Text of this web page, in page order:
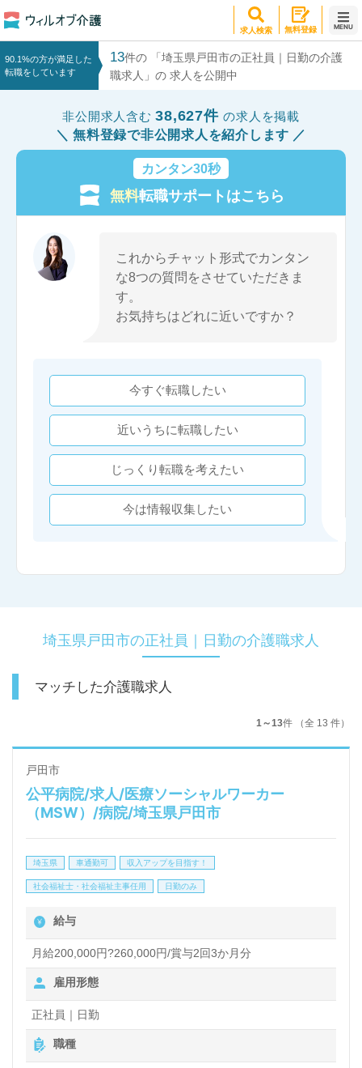
求人検索 無料登録 MENU
90.1%の方が満足した
転職をしています
13件の 「埼玉県戸田市の正社員｜日勤の介護
職求人」の 求人を公開中
非公開求人含む38,627件の求人を掲載
無料登録で非公開求人を紹介します
カンタン30秒
無料転職サポートはこちら
これからチャット形式でカンタン
な8つの質問をさせていただきま
す。
お気持ちはどれに近いですか？
今すぐ転職したい
近いうちに転職したい
じっくり転職を考えたい
今は情報収集したい
埼玉県戸田市の正社員｜日勤の介護職求人
マッチした介護職求人
1～13件 （全 13 件）
戸田市
公平病院/求人/医療ソーシャルワーカー
（MSW）/病院/埼玉県戸田市
埼玉県 車通勤可 収入アップを目指す！
社会福祉士・社会福祉主事任用 日勤のみ
給与
月給200,000円?260,000円/賞与2回3か月分
雇用形態
正社員｜日勤
職種